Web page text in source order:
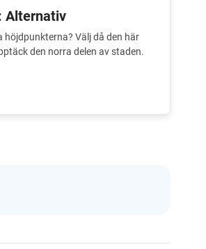
Alternativ
höjdpunkterna? Välj då den här
den norra delen av staden.